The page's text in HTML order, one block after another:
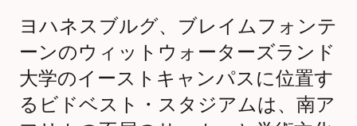
ヨハネスブルグ、ブレイムフォンテ
ーンのウィットウォーターズランド
大学のイーストキャンパスに位置す
るビドベスト・スタジアムは、南ア